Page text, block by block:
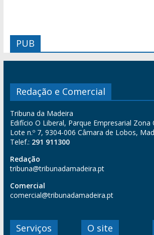
PUB
Redação e Comercial
Tribuna da Madeira
Edifício O Liberal, Parque Empresarial Zona
Lote n.º 7, 9304-006 Câmara de Lobos,
Telef.: 291 911300
Redação
tribuna@tribunadamadeira.pt
Comercial
comercial@tribunadamadeira.pt
Serviços O site